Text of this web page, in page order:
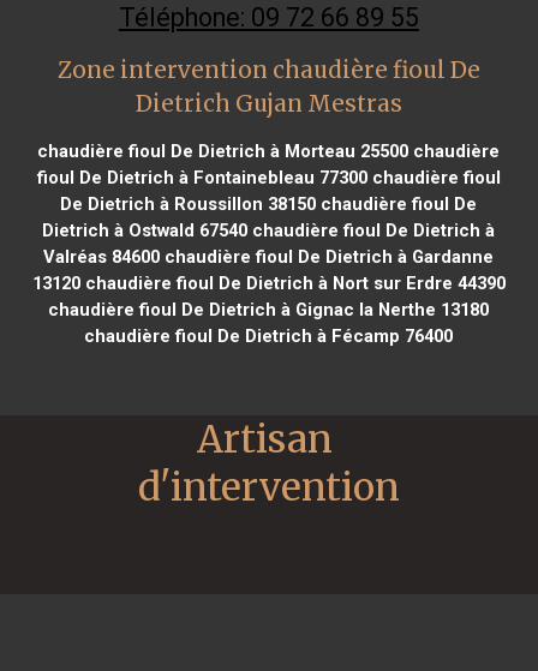
Téléphone: 09 72 66 89 55
Zone intervention chaudière fioul De
Dietrich Gujan Mestras
chaudière fioul De Dietrich à Morteau 25500 chaudière
fioul De Dietrich à Fontainebleau 77300chaudière fioul
De Dietrich à Roussillon 38150 chaudière fioul De
Dietrich à Ostwald 67540 chaudière fioul De Dietrich à
Valréas 84600 chaudière fioul De Dietrich à Gardanne
13120chaudière fioul De Dietrich à Nort sur Erdre 44390
chaudière fioul De Dietrich à Gignac la Nerthe 13180
chaudière fioul De Dietrich à Fécamp 76400
Artisan
d'intervention